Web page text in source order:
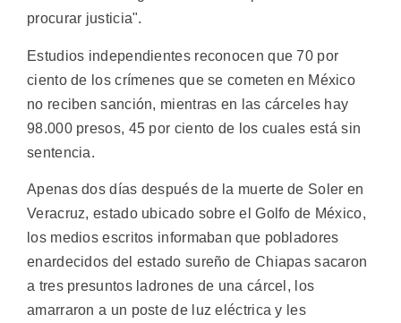
procurar justicia".
Estudios independientes reconocen que 70 por
ciento de los crímenes que se cometen en México
no reciben sanción, mientras en las cárceles hay
98.000 presos, 45 por ciento de los cuales está sin
sentencia.
Apenas dos días después de la muerte de Soler en
Veracruz, estado ubicado sobre el Golfo de México,
los medios escritos informaban que pobladores
enardecidos del estado sureño de Chiapas sacaron
a tres presuntos ladrones de una cárcel, los
amarraron a un poste de luz eléctrica y les